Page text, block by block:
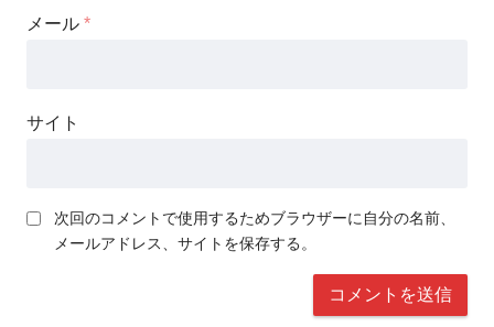
メール *
サイト
次回のコメントで使用するためブラウザーに自分の名前、
メールアドレス、サイトを保存する。